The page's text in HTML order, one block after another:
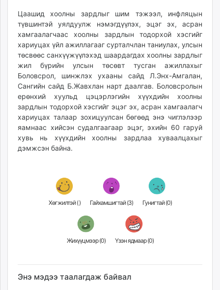
fact.mn
itoim.mn
shuum.mn
times.mn
tvmongolia.mn
mass.mn
unegui.mn
assa.mn
toim.mn
tac.mn
paparazzi.mn
Цаашид хоолны зардлыг шим тэжээл, инфляцын
түвшинтэй уялдуулж нэмэгдүүлэх, эцэг эх, асран
хамгаалагчаас хоолны зардлын тодорхой хэсгийг
хариуцах үйл ажиллагааг сурталчлан таниулах, улсын
төсвөөс санхүүжүүлэхэд шаардагдах хоолны зардлыг
жил бүрийн улсын төсөвт тусган ажиллахыг
Боловсрол, шинжлэх ухааны сайд Л.Энх-Амгалан,
Сангийн сайд Б.Жавхлан нарт даалгав. Боловсролын
ерөнхий хуульд цэцэрлэгийн хүүхдийн хоолны
зардлын тодорхой хэсгийг эцэг эх, асран хамгаалагч
хариуцах талаар зохицуулсан бөгөөд энэ чиглэлээр
яамнаас хийсэн судалгаагаар эцэг, эхийн 60 гаруй
хувь нь хүүхдийн хоолны зардлаа хуваалцахыг
дэмжсэн байна.
Хөгжилтэй () Гайхамшигтай (3) Гунигтай (0)
Жихүүцмээр (0) Үзэн ядмаар (0)
Энэ мэдээ таалагдаж байвал